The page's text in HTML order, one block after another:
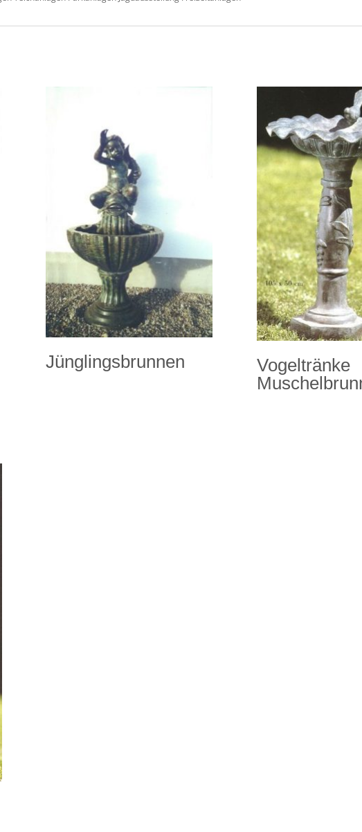
Jünglingsbrunnen
Vogeltränke